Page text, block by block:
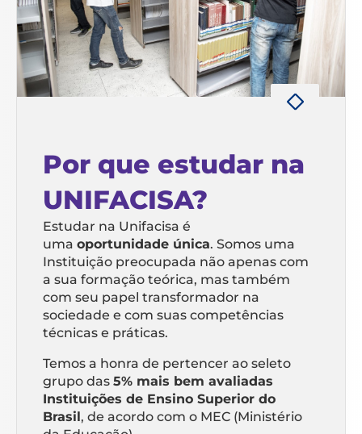
Por que estudar na
UNIFACISA?
Estudar na Unifacisa é
uma oportunidade única. Somos uma
Instituição preocupada não apenas com
a sua formação teórica, mas também
com seu papel transformador na
sociedade e com suas competências
técnicas e práticas.
Temos a honra de pertencer ao seleto
grupo das 5% mais bem avaliadas
Instituições de Ensino Superior do
Brasil , de acordo com o MEC (Ministério